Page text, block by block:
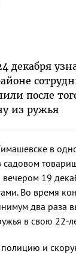
декабря
после
из ружья
в
19
Во время
два раза
в свою 22-
и